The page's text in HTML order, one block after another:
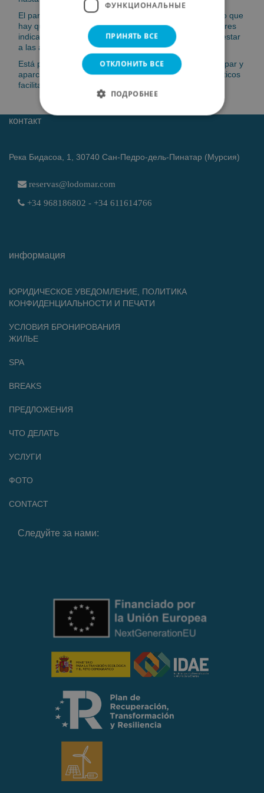
El parque es un ecosistema muy frágil y delicado, por lo que
hay que extremar el cuidado en andar sólo por los lugares
indicados, no pisar las dunas ni la vegetación y no molestar
a las aves.
Está prohibido llevar perros sueltos, hacer fuego, acampar y
aparcar fuera de los recintos autorizados. Unos prismáticos
facilitarán la observación de las aves.
контакт
Река Бидасоа, 1, 30740 Сан-Педро-дель-Пинатар (Мурсия)
reservas@lodomar.com
+34 968186802 - +34 611614766
информация
ЮРИДИЧЕСКОЕ УВЕДОМЛЕНИЕ, ПОЛИТИКА
КОНФИДЕНЦИАЛЬНОСТИ И ПЕЧАТИ
УСЛОВИЯ БРОНИРОВАНИЯ
ЖИЛЬЕ
SPA
BREAKS
ПРЕДЛОЖЕНИЯ
ЧТО ДЕЛАТЬ
УСЛУГИ
ФОТО
CONTACT
Следуйте за нами:
ФУНКЦИОНАЛЬНЫЕ
ПРИНЯТЬ ВСЕ
ОТКЛОНИТЬ ВСЕ
ПОДРОБНЕЕ